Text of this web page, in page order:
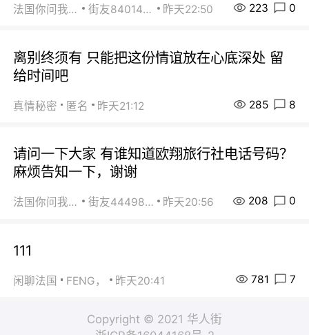
法国你问我答 街友84014588 昨天22:50 223 0
离别终须有 只能把这份情谊放在心底深处 留
给时间吧
真情秘密 匿名 昨天21:12 285 8
请问一下大家 有谁知道欧翔旅行社电话号码？
麻烦告知一下，谢谢
法国你问我答 街友44498484 昨天20:56 208 0
111
闲聊法国 FENG， 昨天20:41 781 7
Copyright © 2021 华人街